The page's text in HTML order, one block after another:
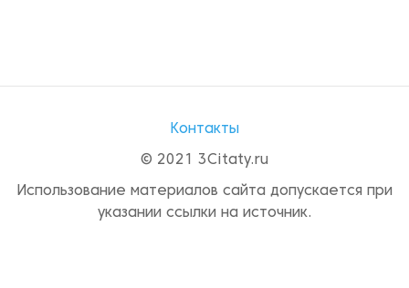
Контакты
© 2021 3Citaty.ru
Использование материалов сайта допускается при
указании ссылки на источник.